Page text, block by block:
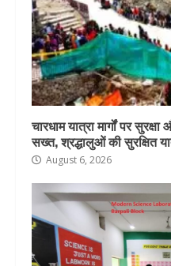
चारधाम यात्रा मार्गों पर
सख्त, श्रद्धालुओं की सुरक्षित
August 6, 2026